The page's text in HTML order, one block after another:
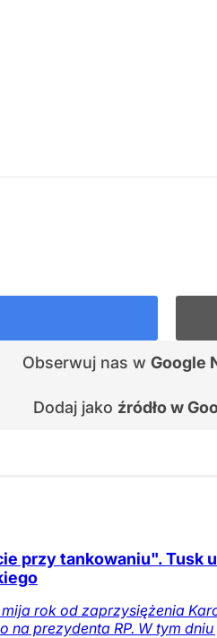
Obserwuj nas w Google
Dodaj jako źródło w
przy tankowaniu". Tusk
rok od zaprzysiężenia
na prezydenta RP. W tym